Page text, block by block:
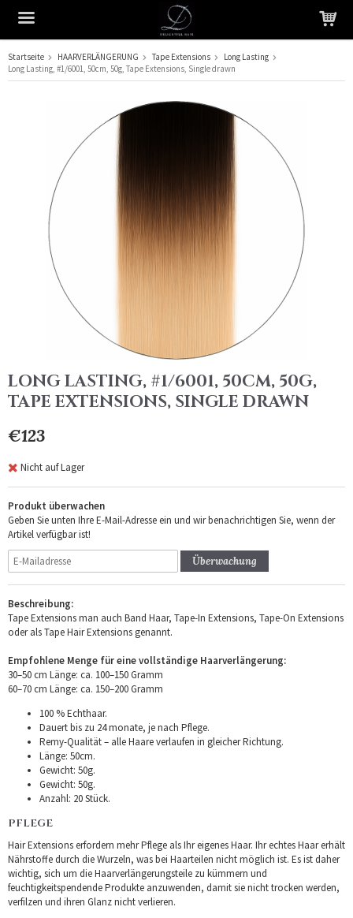
Das Produkt wurde in Ihren Warenkorb gelegt
Startseite HAARVERLÄNGERUNG Tape Extensions
Long Lasting
Long Lasting, #1/6001, 50cm, 50g, Tape Extensions, Single drawn
LONG LASTING, #1/6001, 50CM, 50G,
TAPE EXTENSIONS, SINGLE DRAWN
€123
Nicht auf Lager
Produkt überwachen
Geben Sie unten Ihre E-Mail-Adresse ein und wir benachrichtigen Sie, wenn der
Artikel verfügbar ist!
Überwachung
Beschreibung:
Tape Extensions man auch Band Haar, Tape-In Extensions, Tape-On Extensions
oder als Tape Hair Extensions genannt.
Empfohlene Menge für eine vollständige Haarverlängerung:
30–50 cm Länge: ca. 100–150 Gramm
60–70 cm Länge: ca. 150–200 Gramm
100 % Echthaar.
Dauert bis zu 24 monate, je nach Pflege.
Remy-Qualität – alle Haare verlaufen in gleicher Richtung.
Länge: 50cm.
Gewicht: 50g.
Gewicht: 50g.
Anzahl: 20 Stück.
PFLEGE
Hair Extensions erfordern mehr Pflege als Ihr eigenes Haar. Ihr echtes Haar erhält
Nährstoffe durch die Wurzeln, was bei Haarteilen nicht möglich ist. Es ist daher
wichtig, sich um die Haarverlängerungsteile zu kümmern und
feuchtigkeitspendende Produkte anzuwenden, damit sie nicht trocken werden,
verfilzen und ihren Glanz nicht verlieren.